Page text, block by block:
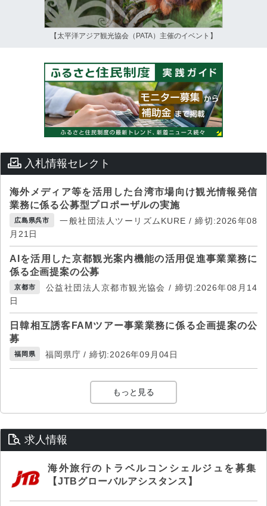
【太平洋アジア観光協会（PATA）主催のイベント】
入札情報セレクト
海外メディア等を活用した台湾市場向け観光情報発信
業務に係る公募型プロポーザルの実施
広島県呉市
一般社団法人ツーリズムKURE / 締切:2026年08
月21日
AIを活用した京都観光案内機能の活用促進事業業務に
係る企画提案の公募
京都市
公益社団法人京都市観光協会 / 締切:2026年08月14
日
日韓相互誘客FAMツアー事業業務に係る企画提案の公
募
福岡県 福岡県庁 / 締切:2026年09月04日
もっと見る
求人情報
海外旅行のトラベルコンシェルジュを募集
【JTBグローバルアシスタンス】